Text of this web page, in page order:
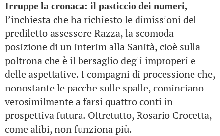
Irruppe la cronaca: il pasticcio dei numeri,
l’inchiesta che ha richiesto le dimissioni del
prediletto assessore Razza, la scomoda
posizione di un interim alla Sanità, cioè sulla
poltrona che è il bersaglio degli improperi e
delle aspettative. I compagni di processione che,
nonostante le pacche sulle spalle, cominciano
verosimilmente a farsi quattro conti in
prospettiva futura. Oltretutto, Rosario Crocetta,
come alibi, non funziona più.